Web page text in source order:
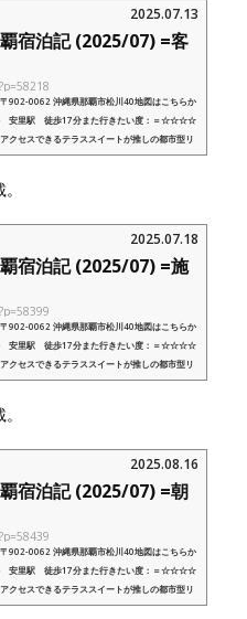
2025.07.13
宿泊記 (2025/07) =客
902-0062 沖縄県那覇市松川40地図はこちらか
安里駅 徒歩17分また行きたい度：＝☆☆☆☆
クセスできるテラススイートが推しの都市型リ
ル沖縄...
2025.07.18
宿泊記 (2025/07) =施
902-0062 沖縄県那覇市松川40地図はこちらか
安里駅 徒歩17分また行きたい度：＝☆☆☆☆
クセスできるテラススイートが推しの都市型リ
ル沖縄...
2025.08.16
宿泊記 (2025/07) =朝
902-0062 沖縄県那覇市松川40地図はこちらか
安里駅 徒歩17分また行きたい度：＝☆☆☆☆
クセスできるテラススイートが推しの都市型リ
ル沖縄...